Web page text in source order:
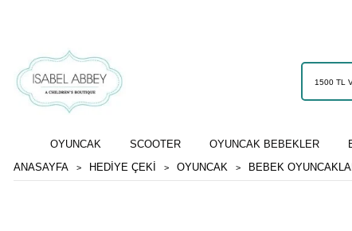
OYUNCAK SCOOTER OYUNCAK BEBEKLER
ANASAYFA
HEDİYE ÇEKİ OYUNCAK BEBEK